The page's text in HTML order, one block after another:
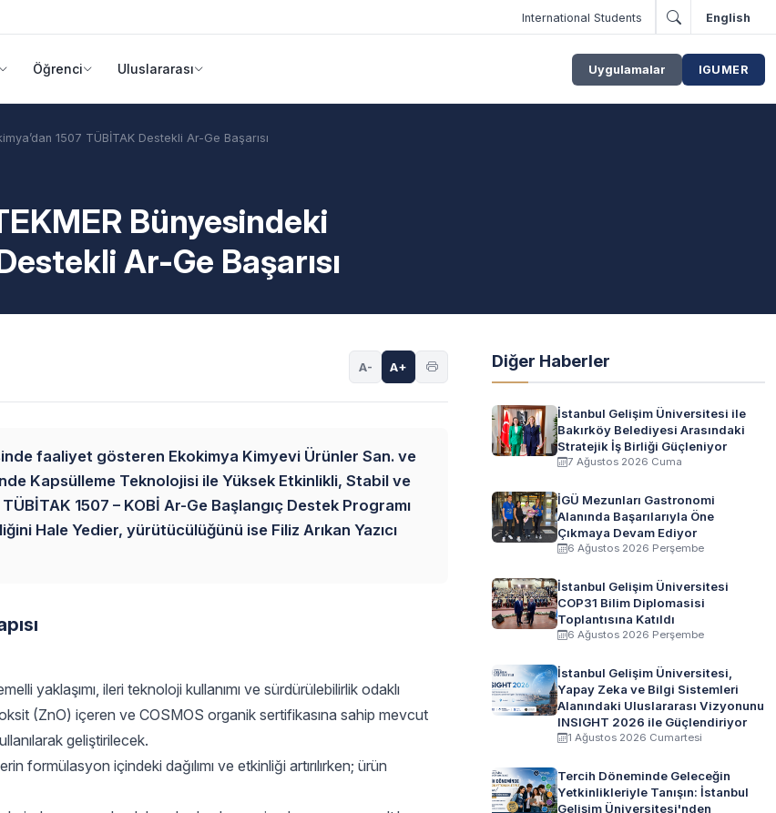
International Students English
Öğrenci Uluslararası Uygulamalar IGUMER
1507 TÜBİTAK Destekli Ar-Ge Başarısı
Bünyesindeki
Ar-Ge Başarısı
A- A+
faaliyet gösteren Ekokimya Kimyevi Ürünler San. ve
Kapsülleme Teknolojisi ile Yüksek Etkinlikli, Stabil ve
1507 – KOBİ Ar-Ge Başlangıç Destek Programı
Hale Yedier, yürütücülüğünü ise Filiz Arıkan Yazıcı
yaklaşımı, ileri teknoloji kullanımı ve sürdürülebilirlik odaklı
(ZnO) içeren ve COSMOS organik sertifikasına sahip mevcut
geliştirilecek.
içindeki dağılımı ve etkinliği artırılırken; ürün
Diğer Haberler
İstanbul Gelişim Üniversitesi ile
Bakırköy Belediyesi Arasındaki
Stratejik İş Birliği Güçleniyor
7 Ağustos 2026 Cuma
İGÜ Mezunları Gastronomi
Alanında Başarılarıyla Öne
Çıkmaya Devam Ediyor
6 Ağustos 2026 Perşembe
İstanbul Gelişim Üniversitesi
COP31 Bilim Diplomasisi
Toplantısına Katıldı
6 Ağustos 2026 Perşembe
İstanbul Gelişim Üniversitesi,
Yapay Zeka ve Bilgi Sistemleri
Alanındaki Uluslararası Vizyonunu
INSIGHT 2026 ile Güçlendiriyor
1 Ağustos 2026 Cumartesi
Tercih Döneminde Geleceğin
Yetkinlikleriyle Tanışın: İstanbul
Gelişim Üniversitesi'nden